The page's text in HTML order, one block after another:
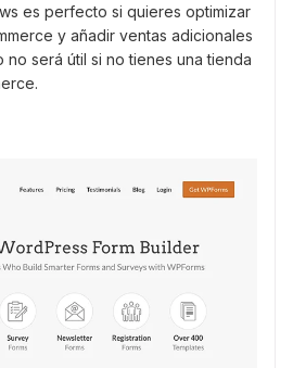
es perfecto si quieres optimizar
y añadir ventas adicionales
será útil si no tienes una tienda